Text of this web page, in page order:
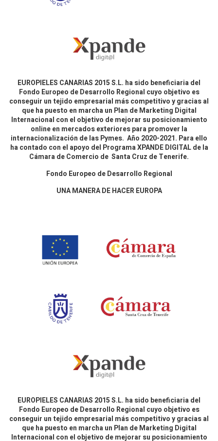
EUROPIELES CANARIAS 2015 S.L. ha sido beneficiaria del
Fondo Europeo de Desarrollo Regional cuyo objetivo es
conseguir un tejido empresarial más competitivo y gracias al
que ha puesto en marcha un Plan de Marketing Digital
Internacional con el objetivo de mejorar su posicionamiento
online en mercados exteriores para promover la
internacionalización de las Pymes. Año 2020-2021. Para ello
ha contado con el apoyo del Programa XPANDE DIGITAL de la
Cámara de Comercio de Santa Cruz de Tenerife.
Fondo Europeo de Desarrollo Regional
UNA MANERA DE HACER EUROPA
EUROPIELES CANARIAS 2015 S.L. ha sido beneficiaria del
Fondo Europeo de Desarrollo Regional cuyo objetivo es
conseguir un tejido empresarial más competitivo y gracias al
que ha puesto en marcha un Plan de Marketing Digital
Internacional con el objetivo de mejorar su posicionamiento